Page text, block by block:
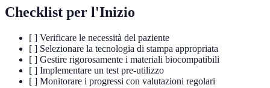
Checklist per l'Inizio
[ ] Verificare le necessità del paziente
[ ] Selezionare la tecnologia di stampa appropriata
[ ] Gestire rigorosamente i materiali biocompatibili
[ ] Implementare un test pre-utilizzo
[ ] Monitorare i progressi con valutazioni regolari